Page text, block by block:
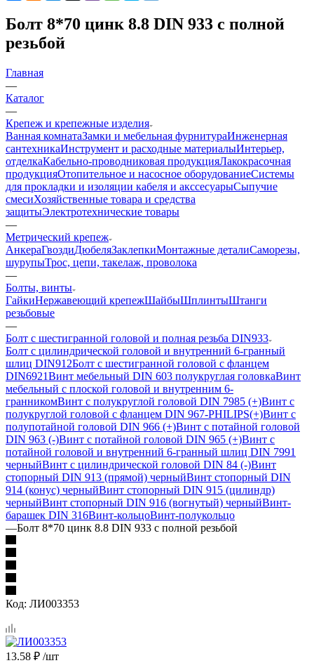
Болт 8*70 цинк 8.8 DIN 933 с полной
резьбой
Главная
—
Каталог
—
Крепеж и крепежные изделия
Ванная комнатаЗамки и мебельная фурнитураИнженерная
сантехникаИнструмент и расходные материалыИнтерьер,
отделкаКабельно-проводниковая продукцияЛакокрасочная
продукцияОтопительное и насосное оборудованиеСистемы
для прокладки и изоляции кабеля и акссесуарыСыпучие
смесиХозяйственные товара и средства
защитыЭлектротехнические товары
—
Метрический крепеж
АнкераГвоздиДюбеляЗаклепкиМонтажные деталиСаморезы,
шурупыТрос, цепи, такелаж, проволока
—
Болты, винты
ГайкиНержавеющий крепежШайбыШплинтыШтанги
резьбовые
—
Болт с шестигранной головой и полная резьба DIN933
Болт с цилиндрической головой и внутренний 6-гранный
шлиц DIN912Болт с шестигранной головой с фланцем
DIN6921Винт мебельный DIN 603 полукруглая головкаВинт
мебельный с плоской головой и внутренним 6-
гранникомВинт с полукруглой головой DIN 7985 (+)Винт с
полукруглой головой с фланцем DIN 967-PHILIPS(+)Винт с
полупотайной головой DIN 966 (+)Винт с потайной головой
DIN 963 (-)Винт с потайной головой DIN 965 (+)Винт с
потайной головой и внутренний 6-гранный шлиц DIN 7991
черныйВинт с цилиндрической головой DIN 84 (-)Винт
стопорный DIN 913 (прямой) черныйВинт стопорный DIN
914 (конус) черныйВинт стопорный DIN 915 (цилиндр)
черныйВинт стопорный DIN 916 (вогнутый) черныйВинт-
барашек DIN 316Винт-кольцоВинт-полукольцо
—Болт 8*70 цинк 8.8 DIN 933 с полной резьбой
Код: ЛИ003353
13.58 ₽ /шт